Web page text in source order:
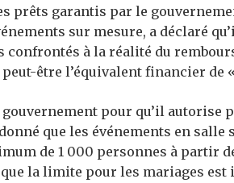
prêts garantis par le
sur mesure, a déclaré
confrontés à la réalité du
peut-être l’équivalent financier de
pour qu’il autorise
que les événements en salle
de 1 000 personnes à partir
la limite pour les mariages est